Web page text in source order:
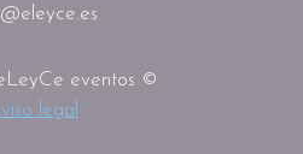
eventos ©
legal